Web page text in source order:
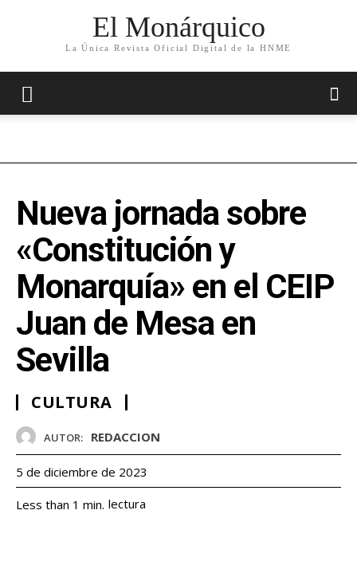
El Monárquico
La Única Revista Oficial Digital de la HNME
Nueva jornada sobre
«Constitución y
Monarquía» en el CEIP
Juan de Mesa en
Sevilla
CULTURA
AUTOR: REDACCION
5 de diciembre de 2023
Less than 1 min. lectura